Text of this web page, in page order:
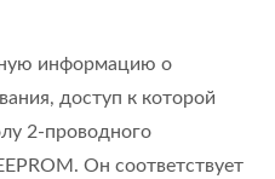
информацию о
доступ к которой
2-проводного
Он соответствует